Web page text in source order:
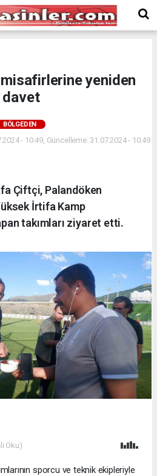
misafirlerine yeniden
davet
BÖLGEDEN
- 10:49, Güncelleme: 31.07.2024 - 10:49
Çiftçi, Palandöken
İrtifa Kamp
takımları ziyaret etti.
Oku)
sporcu ve teknik ekipleriyle